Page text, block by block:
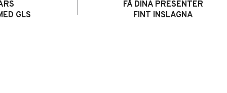
GLS
FÅ DINA PRESENTER
FINT INSLAGNA